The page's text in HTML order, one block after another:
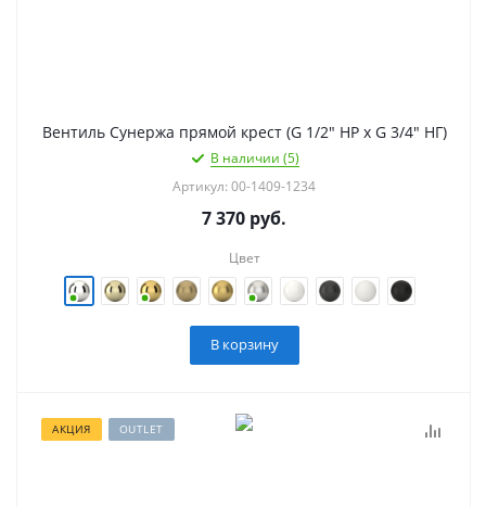
Вентиль Сунержа прямой крест (G 1/2" НР х G 3/4" НГ)
В наличии (5)
Артикул: 00-1409-1234
7 370 руб.
Цвет
В корзину
АКЦИЯ OUTLET